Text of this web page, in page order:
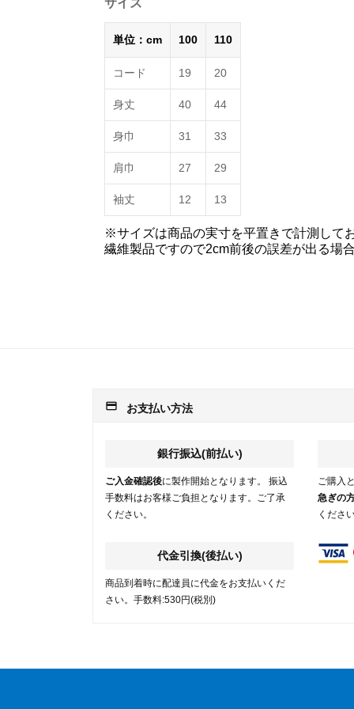
サイズ
単位：cm 100 110
コード 19 20
身丈 40 44
身巾 31 33
肩巾 27 29
袖丈 12 13
※サイズは商品の実寸を平置きで計測して
繊維製品ですので2cm前後の誤差が出る場
payment お支払い方法
銀行振込(前払い)
ご入金確認後に製作開始となります。 振込
手数料はお客様ご負担となります。ご了承
ください。
代金引換(後払い)
商品到着時に配達員に代金をお支払いくだ
さい。手数料:530円(税別)
ご購入
急ぎの
くださ